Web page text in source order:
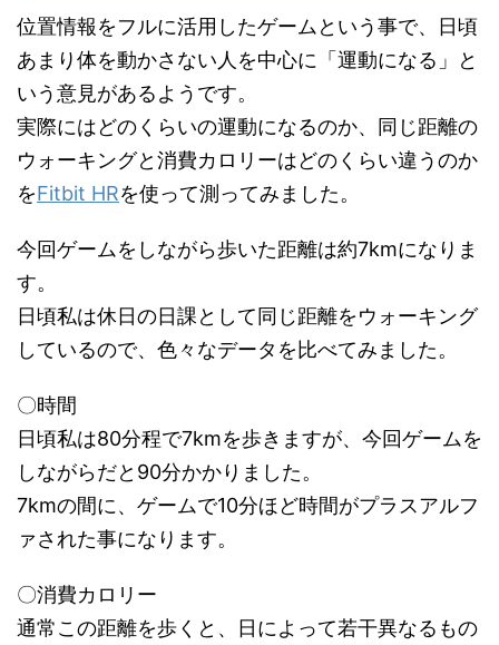
位置情報をフルに活用したゲームという事で、日頃
あまり体を動かさない人を中心に「運動になる」と
いう意見があるようです。
実際にはどのくらいの運動になるのか、同じ距離の
ウォーキングと消費カロリーはどのくらい違うのか
をFitbit HRを使って測ってみました。
今回ゲームをしながら歩いた距離は約7kmになりま
す。
日頃私は休日の日課として同じ距離をウォーキング
しているので、色々なデータを比べてみました。
〇時間
日頃私は80分程で7kmを歩きますが、今回ゲームを
しながらだと90分かかりました。
7kmの間に、ゲームで10分ほど時間がプラスアルフ
ァされた事になります。
〇消費カロリー
通常この距離を歩くと、日によって若干異なるもの